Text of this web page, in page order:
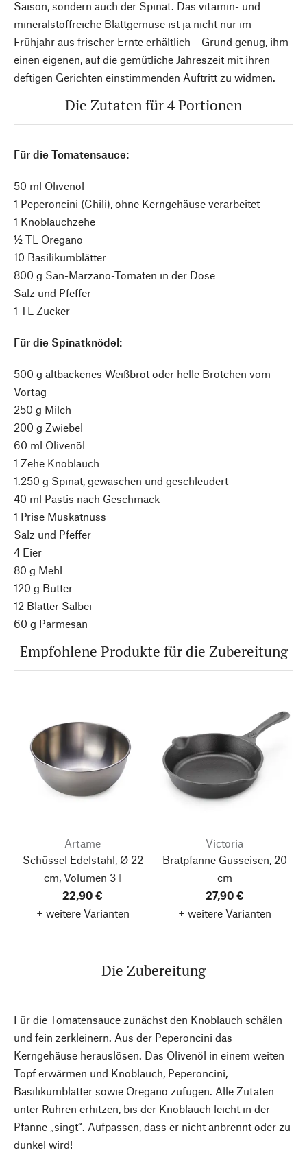
Saison, sondern auch der Spinat. Das vitamin- und
mineralstoffreiche Blattgemüse ist ja nicht nur im
Frühjahr aus frischer Ernte erhältlich – Grund genug, ihm
einen eigenen, auf die gemütliche Jahreszeit mit ihren
deftigen Gerichten einstimmenden Auftritt zu widmen.
Die Zutaten für 4 Portionen
Für die Tomatensauce:
50 ml Olivenöl
1 Peperoncini (Chili), ohne Kerngehäuse verarbeitet
1 Knoblauchzehe
½ TL Oregano
10 Basilikumblätter
800 g San-Marzano-Tomaten in der Dose
Salz und Pfeffer
1 TL Zucker
Für die Spinatknödel:
500 g altbackenes Weißbrot oder helle Brötchen vom
Vortag
250 g Milch
200 g Zwiebel
60 ml Olivenöl
1 Zehe Knoblauch
1.250 g Spinat, gewaschen und geschleudert
40 ml Pastis nach Geschmack
1 Prise Muskatnuss
Salz und Pfeffer
4 Eier
80 g Mehl
120 g Butter
12 Blätter Salbei
60 g Parmesan
Empfohlene Produkte für die Zubereitung
Artame
Schüssel Edelstahl, Ø 22
cm, Volumen 3 l
22,90 €
+ weitere Varianten
Victoria
Bratpfanne Gusseisen, 20
cm
27,90 €
+ weitere Varianten
Die Zubereitung
Für die Tomatensauce zunächst den Knoblauch schälen
und fein zerkleinern. Aus der Peperoncini das
Kerngehäuse herauslösen. Das Olivenöl in einem weiten
Topf erwärmen und Knoblauch, Peperoncini,
Basilikumblätter sowie Oregano zufügen. Alle Zutaten
unter Rühren erhitzen, bis der Knoblauch leicht in der
Pfanne „singt“. Aufpassen, dass er nicht anbrennt oder zu
dunkel wird!